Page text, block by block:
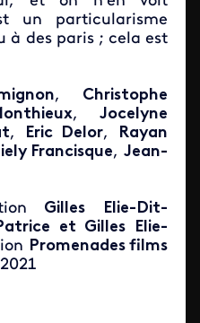
un particularisme
à des paris ; cela est
, Christophe
,Jocelyne
, Eric Delor,
Rayan
Francisque,Jean-
Gilles Elie-Dit-
et Gilles Elie-
Promenades films
2021